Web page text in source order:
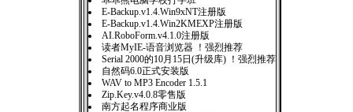
E-Backup.v1.4.Win9xNT注册版
E-Backup.v1.4.Win2KMEXP注册版
AI.RoboForm.v4.1.0注册版
读者MyIE-语音浏览器 ！强烈推荐
Serial 2000的10月15日(升级库) ！强烈推荐
自然码6.0正式安装版
WAV to MP3 Encoder 1.5.1
Zip.Key.v4.0.8零售版
南方起名程序商业版